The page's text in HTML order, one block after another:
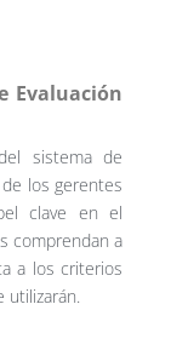
Evaluación
sistema de
los gerentes
clave en el
comprendan a
a los criterios
utilizarán.